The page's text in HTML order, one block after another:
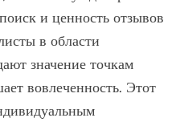
и ценность отзывов
в области
значение точкам
вовлеченность. Этот